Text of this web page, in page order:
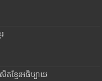
តខ្មែរអធិប្បាយ